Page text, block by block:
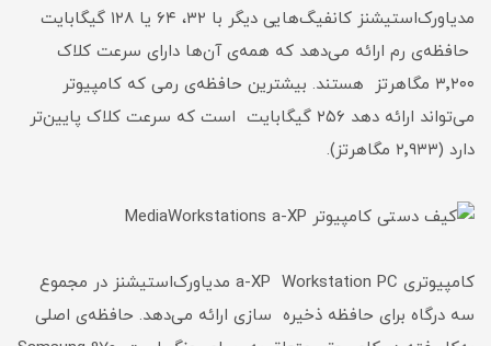
مدیاورک‌استیشنز کانفیگ‌هایی دیگر با ۳۲، ۶۴ یا ۱۲۸ گیگابایت
حافظه‌ی رم ارائه می‌دهد که همه‌ی آن‌ها دارای سرعت کلاک
۳٬۲۰۰ مگاهرتز هستند. بیشترین حافظه‌ی رمی که کامپیوتر
می‌تواند ارائه دهد ۲۵۶ گیگابایت است که سرعت کلاک پایین‌تر
دارد (۲٬۹۳۳ مگاهرتز).
کامپیوتر‌ی a-XP Workstation PC مدیاورک‌استیشنز در مجموع
سه درگاه برای حافظه‌ ذخیره ‌سازی ارائه می‌دهد. حافظه‌ی اصلی